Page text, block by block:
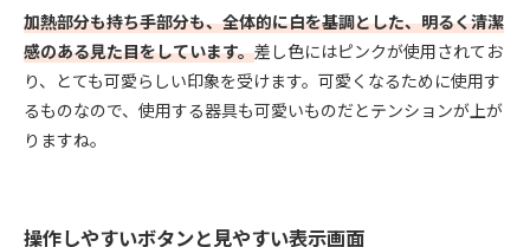
加熱部分も持ち手部分も、全体的に白を基調とした、明るく清潔
感のある見た目をしています。差し色にはピンクが使用されてお
り、とても可愛らしい印象を受けます。可愛くなるために使用す
るものなので、使用する器具も可愛いものだとテンションが上が
りますね。
操作しやすいボタンと見やすい表示画面